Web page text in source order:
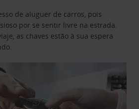
de aluguer de carros, pois
por se sentir livre na estrada.
as chaves estão à sua espera